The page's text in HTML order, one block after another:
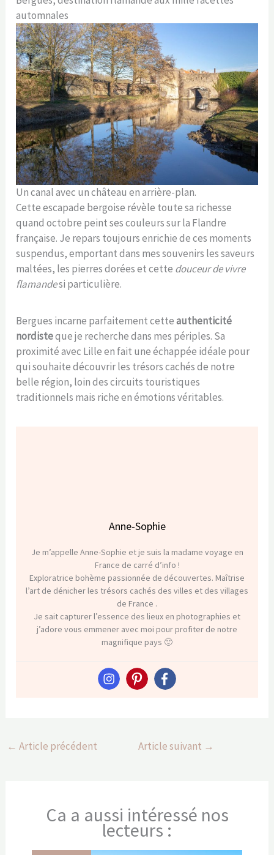
automnales
Un canal avec un château en arrière-plan.
Cette escapade bergoise révèle toute sa richesse
quand octobre peint ses couleurs sur la Flandre
française. Je repars toujours enrichie de ces moments
suspendus, emportant dans mes souvenirs les saveurs
maltées, les pierres dorées et cette douceur de vivre
flamandesi particulière.
Bergues incarne parfaitement cetteauthenticité
nordisteque je recherche dans mes périples. Sa
proximité avec Lille en fait une échappée idéale pour
qui souhaite découvrir les trésors cachés de notre
belle région, loin des circuits touristiques
traditionnels mais riche en émotions véritables.
Anne-Sophie
Je m’appelle Anne-Sophie et je suis la madame voyage en
France de carré d’info !
Exploratrice bohème passionnée de découvertes. Maîtrise
l’art de dénicher les trésors cachés des villes et des villages
de France .
Je sait capturer l’essence des lieux en photographies et
j’adore vous emmener avec moi pour profiter de notre
magnifique pays 🙂
← Article précédent Article suivant →
Ca a aussi intéressé nos
lecteurs :